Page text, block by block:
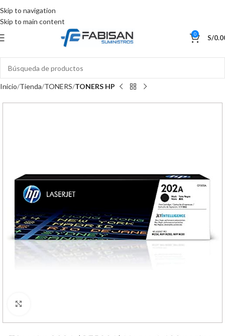
Skip to navigation
Skip to main content
0 S/
Inicio Tienda TONERS TONERS HP